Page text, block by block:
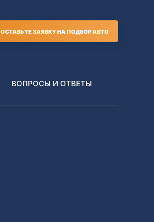
ОСТАВЬТЕ ЗАЯВКУ НА ПОДБОР АВТО
ВОПРОСЫ И ОТВЕТЫ